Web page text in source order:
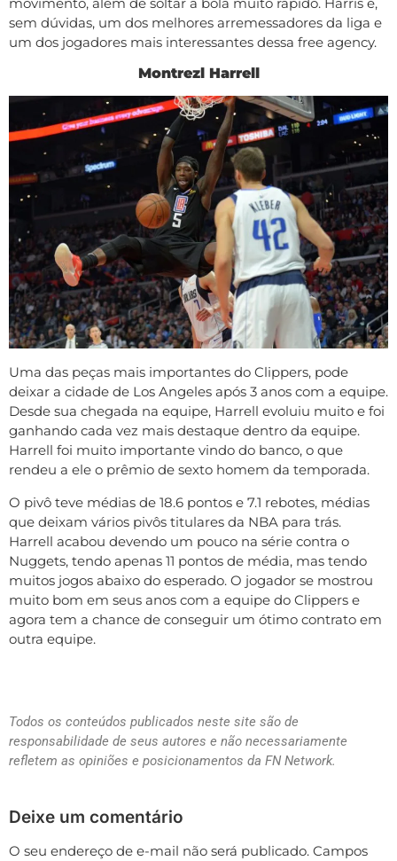
sem dúvidas, um dos melhores arremessadores da liga e
um dos jogadores mais interessantes dessa free agency.
Montrezl Harrell
Uma das peças mais importantes do Clippers, pode
deixar a cidade de Los Angeles após 3 anos com a equipe.
Desde sua chegada na equipe, Harrell evoluiu muito e foi
ganhando cada vez mais destaque dentro da equipe.
Harrell foi muito importante vindo do banco, o que
rendeu a ele o prêmio de sexto homem da temporada.
O pivô teve médias de 18.6 pontos e 7.1 rebotes, médias
que deixam vários pivôs titulares da NBA para trás.
Harrell acabou devendo um pouco na série contra o
Nuggets, tendo apenas 11 pontos de média, mas tendo
muitos jogos abaixo do esperado. O jogador se mostrou
muito bom em seus anos com a equipe do Clippers e
agora tem a chance de conseguir um ótimo contrato em
outra equipe.
Todos os conteúdos publicados neste site são de
responsabilidade de seus autores e não necessariamente
refletem as opiniões e posicionamentos da FN Network.
Deixe um comentário
O seu endereço de e-mail não será publicado. Campos